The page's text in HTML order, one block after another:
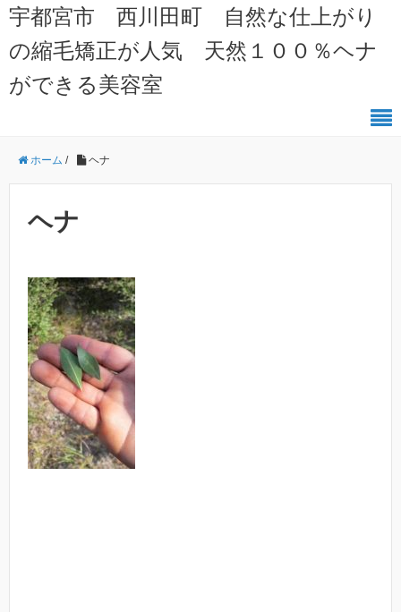
宇都宮市 西川田町 自然な仕上がり
の縮毛矯正が人気 天然１００％ヘナ
ができる美容室
ホーム / ヘナ
ヘナ